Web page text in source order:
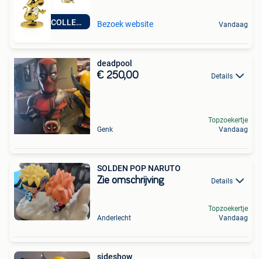
NIEUWE COLLECTIE Bezoek website Vandaag
deadpool
€ 250,00 Details
Genk
Topzoekertje
Vandaag
SOLDEN POP NARUTO
Zie omschrijving Details
Anderlecht
Topzoekertje
Vandaag
sideshow